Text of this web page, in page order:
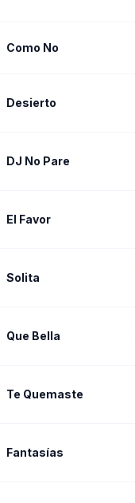
Como No
Desierto
DJ No Pare
El Favor
Solita
Que Bella
Te Quemaste
Fantasías